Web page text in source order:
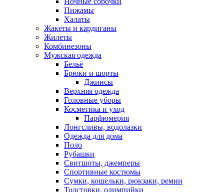
Пижамы
Халаты
Жакеты и кардиганы
Жилеты
Комбинезоны
Мужская одежда
Бельё
Брюки и шорты
Джинсы
Верхняя одежда
Головные уборы
Косметика и уход
Парфюмерия
Лонгсливы, водолазки
Одежда для дома
Поло
Рубашки
Свитшоты, джемперы
Спортивные костюмы
Сумки, кошельки, рюкзаки, ремни
Толстовки, олимпийки